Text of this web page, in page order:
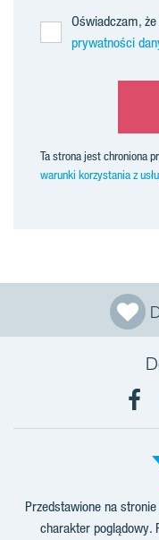
Oświadczam,
prywatności
Ta strona jest chroniona
warunki korzystania z
Przedstawione na
charakter poglądowy.